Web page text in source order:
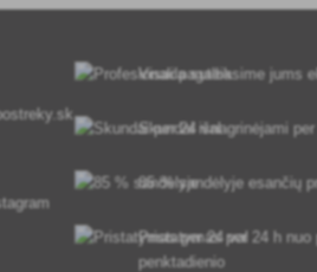
Visada suteiksime jums
Skundai išnagrinėjami
85 % sandėlyje esančių
Pristatymas per 24 h nuo
penktadienio